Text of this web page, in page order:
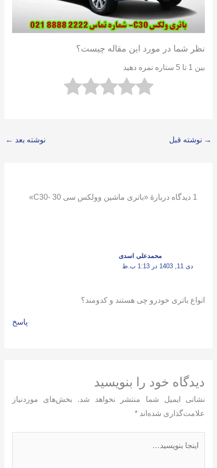
نظر شما در مورد این مقاله چیست؟
بین 1 تا 5 ستاره نمره دهید
→ نوشته قبل نوشته بعد ←
1 دیدگاه دربارهٔ «باتری ماشین وولکس سی 30 -C30»
محمدعلی اسدی
دی 11, 1403 در 1:13 ب.ظ
انواع باتری خودرو چی هستند و کدومند؟
پاسخ
دیدگاه‌ خود را بنویسید
نشانی ایمیل شما منتشر نخواهد شد.
بخش‌های موردنیاز
علامت‌گذاری شده‌اند *
بنویسید…